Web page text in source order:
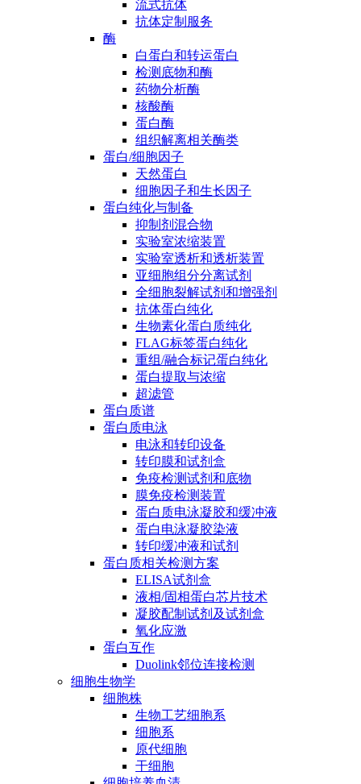
流式抗体
抗体定制服务
酶
白蛋白和转运蛋白
检测底物和酶
药物分析酶
核酸酶
蛋白酶
组织解离相关酶类
蛋白/细胞因子
天然蛋白
细胞因子和生长因子
蛋白纯化与制备
抑制剂混合物
实验室浓缩装置
实验室透析和透析装置
亚细胞组分分离试剂
全细胞裂解试剂和增强剂
抗体蛋白纯化
生物素化蛋白质纯化
FLAG标签蛋白纯化
重组/融合标记蛋白纯化
蛋白提取与浓缩
超滤管
蛋白质谱
蛋白质电泳
电泳和转印设备
转印膜和试剂盒
免疫检测试剂和底物
膜免疫检测装置
蛋白质电泳凝胶和缓冲液
蛋白电泳凝胶染液
转印缓冲液和试剂
蛋白质相关检测方案
ELISA试剂盒
液相/固相蛋白芯片技术
凝胶配制试剂及试剂盒
氧化应激
蛋白互作
Duolink邻位连接检测
细胞生物学
细胞株
生物工艺细胞系
细胞系
原代细胞
干细胞